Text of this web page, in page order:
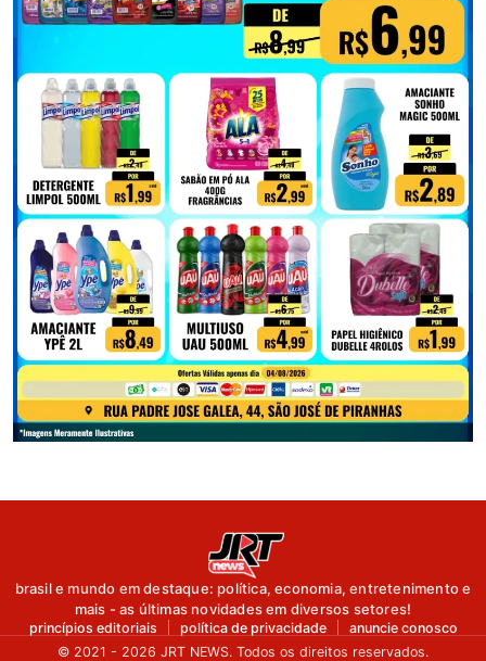
brasil e mundo em destaque: política, economia, entretenimento e
mais - as últimas novidades em diversos setores!
princípios editoriais política de privacidade
anuncie conosco
© 2021 - 2026 JRT NEWS. Todos os direitos reservados.